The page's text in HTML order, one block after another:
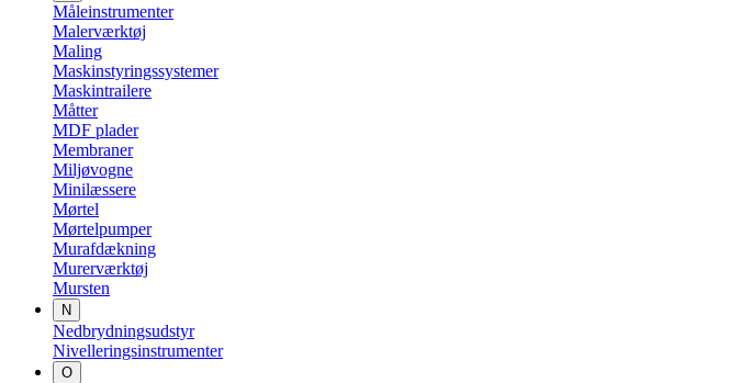
Måleinstrumenter
Malerværktøj
Maling
Maskinstyringssystemer
Maskintrailere
Måtter
MDF plader
Membraner
Miljøvogne
Minilæssere
Mørtel
Mørtelpumper
Murafdækning
Murerværktøj
Mursten
N
Nedbrydningsudstyr
Nivelleringsinstrumenter
O